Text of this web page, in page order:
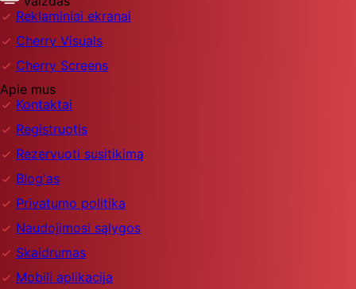
Reklaminiai ekranai
Cherry Visuals
Cherry Screens
Apie mus
Kontaktai
Registruotis
Rezervuoti susitikimą
Blog'as
Privatumo politika
Naudojimosi sąlygos
Skaidrumas
Mobili aplikacija